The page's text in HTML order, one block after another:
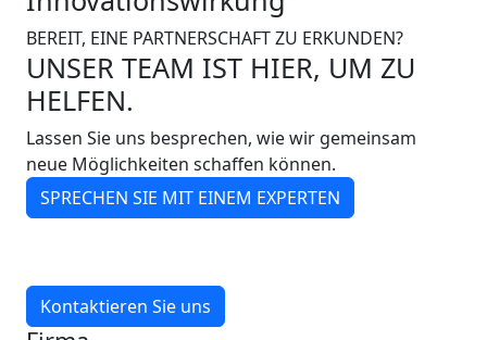
BEREIT, EINE PARTNERSCHAFT ZU ERKUNDEN?
UNSER TEAM IST HIER, UM ZU
HELFEN.
Lassen Sie uns besprechen, wie wir gemeinsam
neue Möglichkeiten schaffen können.
SPRECHEN SIE MIT EINEM EXPERTEN
Kontaktieren Sie uns